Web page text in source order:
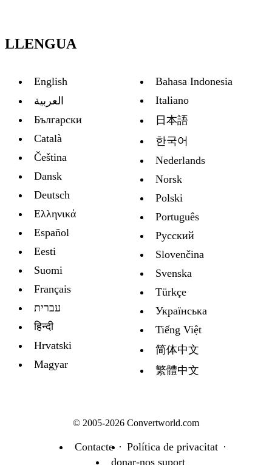
LLENGUA
English
العربية
Български
Català
Čeština
Dansk
Deutsch
Ελληνικά
Español
Eesti
Suomi
Français
עברית
हिन्दी
Hrvatski
Magyar
Bahasa Indonesia
Italiano
日本語
한국어
Nederlands
Norsk
Polski
Português
Русский
Slovenčina
Svenska
Türkçe
Украïнська
Tiếng Việt
简体中文
繁體中文
© 2005-2026 Convertworld.com
Contacte
Política de privacitat
donar-nos suport